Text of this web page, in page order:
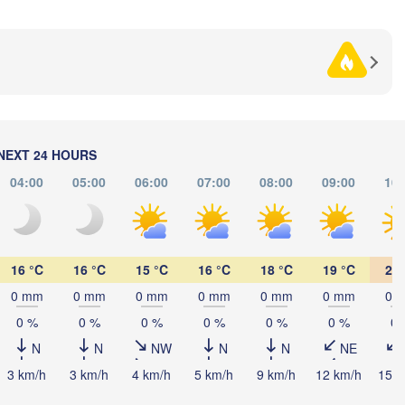
24 HOURS
04:00 05:00 06:00 07:00 08:00 09:00
16 °C
0 mm
0 %
N
3 km/h
16 °C
0 mm
0 %
N
3 km/h
15 °C
0 mm
0 %
NW
4 km/h
16 °C
0 mm
0 %
N
5 km/h
18 °C
0 mm
0 %
N
9 km/h
19 °C
0 mm
0 %
NE
12 km/h
21
0
0
15
(Odesa)
Севастополь
(Sevastopol)
Chișinău
Constanța
Galați
(Mykolaiv)
MOLDOVA
Керчь
(Kerch)
Мелітополь
(Melitopol)
L